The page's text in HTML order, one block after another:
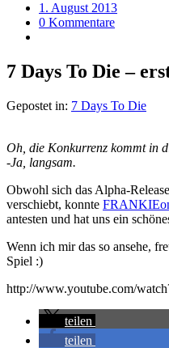
1. August 2013
0 Kommentare
7 Days To Die –
Gepostet in: 7 Days To Die
Oh, die Konkurrenz kommt in
-Ja, langsam.
Obwohl sich das Alpha-
verschiebt, konnte
antesten und hat uns ein
Wenn ich mir das so ansehe,
Spiel :)
http://www.youtube.com/
teilen
teilen